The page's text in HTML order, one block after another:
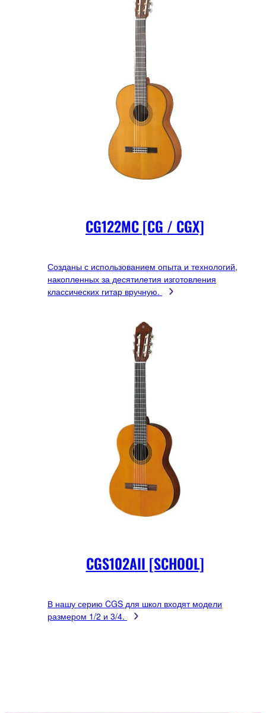
CG122MC [CG / CGX]
Созданы с использованием опыта и технологий,
накопленных за десятилетия изготовления
классических гитар вручную.
CGS102AII [SCHOOL]
В нашу серию CGS для школ входят модели
размером 1/2 и 3/4.